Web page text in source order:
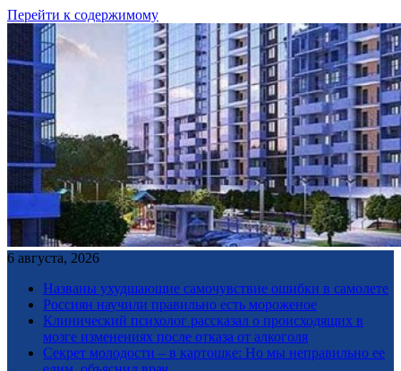
Перейти к содержимому
6 августа, 2026
Названы ухудшающие самочувствие ошибки в самолете
Россиян научили правильно есть мороженое
Клинический психолог рассказал о происходящих в
мозге изменениях после отказа от алкоголя
Секрет молодости – в картошке: Но мы неправильно ее